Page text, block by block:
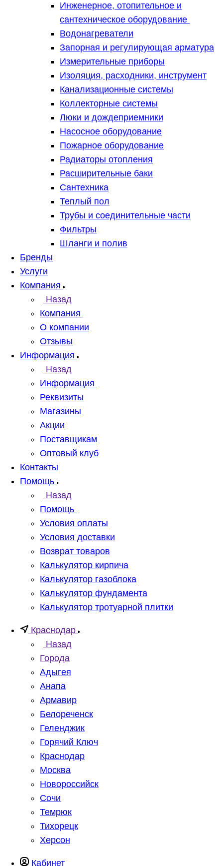
Инженерное, отопительное и
сантехническое оборудование
Водонагреватели
Запорная и регулирующая арматура
Измерительные приборы
Изоляция, расходники, инструмент
Канализационные системы
Коллекторные системы
Люки и дождеприемники
Насосное оборудование
Пожарное оборудование
Радиаторы отопления
Расширительные баки
Сантехника
Теплый пол
Трубы и соединительные части
Фильтры
Шланги и полив
Бренды
Услуги
Компания
Назад
Компания
О компании
Отзывы
Информация
Назад
Информация
Реквизиты
Магазины
Акции
Поставщикам
Оптовый клуб
Контакты
Помощь
Назад
Помощь
Условия оплаты
Условия доставки
Возврат товаров
Калькулятор кирпича
Калькулятор газоблока
Калькулятор фундамента
Калькулятор тротуарной плитки
Краснодар
Назад
Города
Адыгея
Анапа
Армавир
Белореченск
Геленджик
Горячий Ключ
Краснодар
Москва
Новороссийск
Сочи
Темрюк
Тихорецк
Херсон
Кабинет